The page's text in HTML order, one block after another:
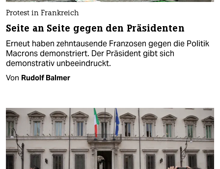
Protest in Frankreich
Seite an Seite gegen den Präsidenten
Erneut haben zehntausende Franzosen gegen die Politik
Macrons demonstriert. Der Präsident gibt sich
demonstrativ unbeeindruckt.
Von Rudolf Balmer